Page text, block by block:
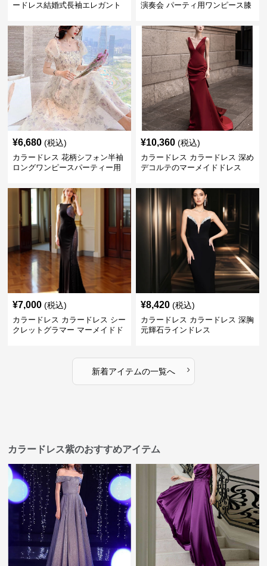
ードレス結婚式長袖エレガント
演奏会 パーティ用ワンピース膝
¥6,680 (税込)
カラードレス 花柄シフォン半袖
ロングワンピースパーティー用
¥10,360 (税込)
カラードレス カラードレス 深め
デコルテのマーメイドドレス
¥7,000 (税込)
カラードレス カラードレス シー
クレットグラマー マーメイドド
¥8,420 (税込)
カラードレス カラードレス 深胸
元輝石ラインドレス
新着アイテムの一覧へ ›
カラードレス紫のおすすめアイテム